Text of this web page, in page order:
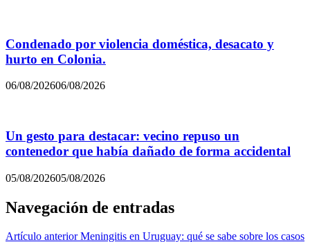
Condenado por violencia doméstica, desacato y
hurto en Colonia.
06/08/202606/08/2026
Un gesto para destacar: vecino repuso un
contenedor que había dañado de forma accidental
05/08/202605/08/2026
Navegación de entradas
Artículo anterior Meningitis en Uruguay: qué se sabe sobre los casos